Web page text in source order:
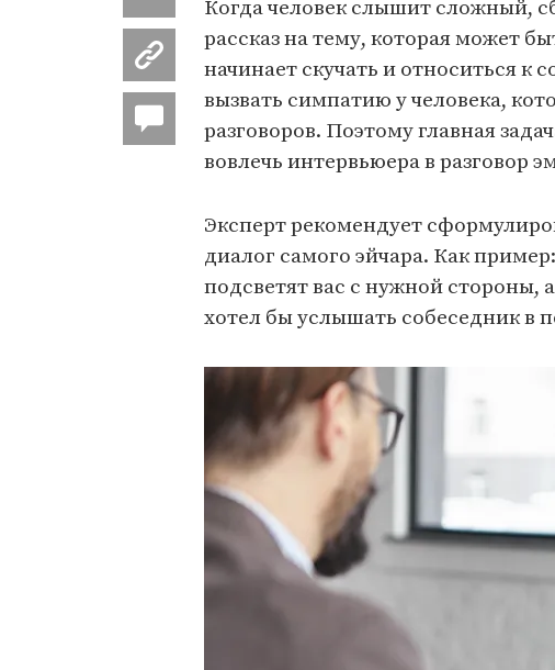
Когда человек слышит сложный,
рассказ на тему, которая может
начинает скучать и относиться к
вызвать симпатию у человека,
разговоров. Поэтому главная
вовлечь интервьюера в разговор
Эксперт рекомендует
диалог самого эйчара. Как
подсветят вас с нужной стороны,
хотел бы услышать собеседник в